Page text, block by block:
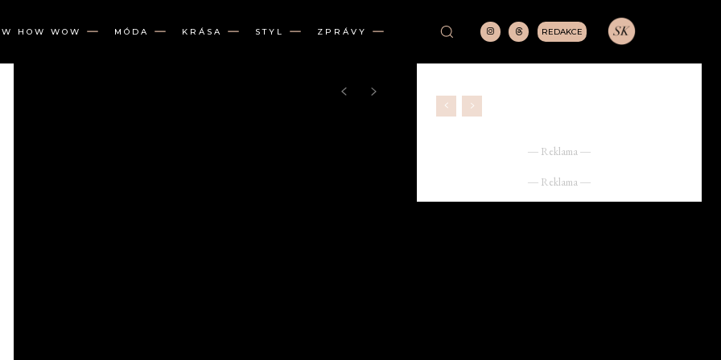
HOW WOW MÓDA KRÁSA STYL ZPRÁVY REDAKCE
― Reklama ―
― Reklama ―